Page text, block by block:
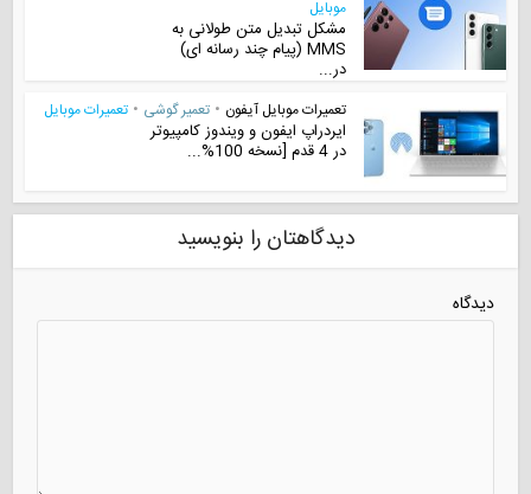
موبایل
مشکل تبدیل متن طولانی به
MMS (پیام چند رسانه ای)
در...
تعمیرات موبایل آیفون • تعمیر گوشی • تعمیرات موبایل
ایردراپ ایفون و ویندوز کامپیوتر
در 4 قدم [نسخه 100%...
دیدگاهتان را بنویسید
دیدگاه